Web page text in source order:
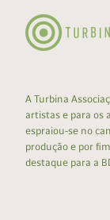
A Turbina
artistas e para os
espraiou-se no
produção e por
destaque para a